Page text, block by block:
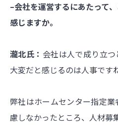
–会社を運営するにあたって
感じますか。
瀧北氏： 会社は人で成り立
大変だと感じるのは人事です
弊社はホームセンター指定
慮しなかったところ、人材募